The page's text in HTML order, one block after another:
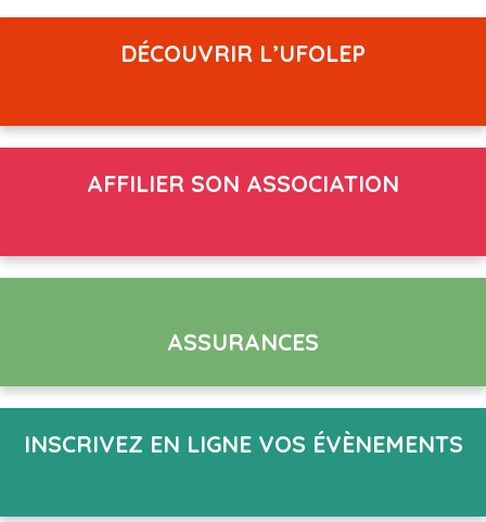
DÉCOUVRIR L’UFOLEP
AFFILIER SON ASSOCIATION
ASSURANCES
INSCRIVEZ EN LIGNE VOS ÉVÈNEMENTS